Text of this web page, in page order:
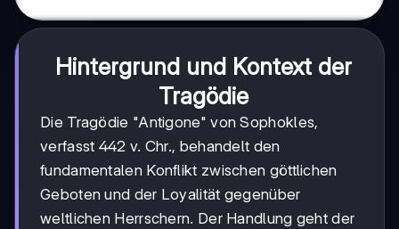
Hintergrund und Kontext der
Tragödie
Die Tragödie "Antigone" von Sophokles,
verfasst 442 v. Chr., behandelt den
fundamentalen Konflikt zwischen göttlichen
Geboten und der Loyalität gegenüber
weltlichen Herrschern. Der Handlung geht der